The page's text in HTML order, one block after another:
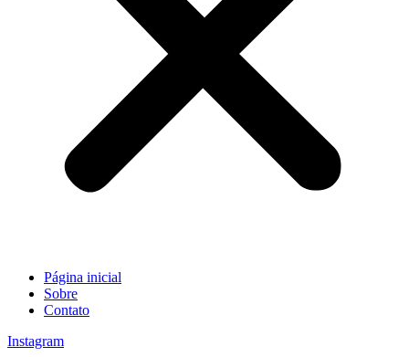
Página inicial
Sobre
Contato
Instagram